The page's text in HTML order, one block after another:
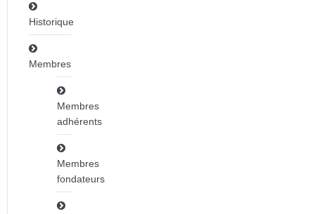
Historique
Membres
Membres
adhérents
Membres
fondateurs